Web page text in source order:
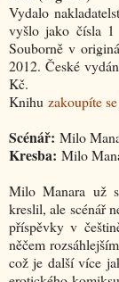
Vydalo
vyšlo jako čísla
Souborně v
2012. České
Kč.
Knihu zakoupíte
Scénář: Milo
Kresba: Milo
Milo Manara už
kreslil, ale scénář
příspěvky v
něčem
což je další více